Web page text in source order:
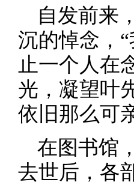
自发前来
沉的悼念，
止一个人在
光，凝望叶
依旧那么可
在图书馆
去世后，各